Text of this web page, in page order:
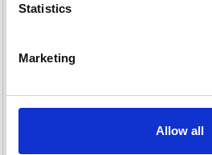
Statistics
Marketing
Allow all